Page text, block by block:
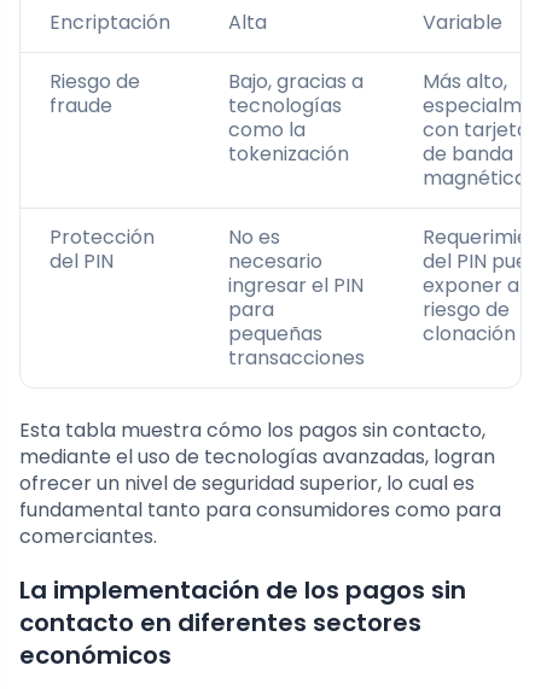
Encriptación Alta Variable
Riesgo de
fraude
Bajo, gracias a
tecnologías
como la
tokenización
Más alto,
con tarjetas
de banda
magnética
Protección
del PIN
No es
necesario
ingresar el PIN
para
pequeñas
transacciones
del PIN
exponer a
riesgo de
clonación
Esta tabla muestra cómo los pagos sin contacto,
mediante el uso de tecnologías avanzadas, logran
ofrecer un nivel de seguridad superior, lo cual es
fundamental tanto para consumidores como para
comerciantes.
La implementación de los pagos sin
contacto en diferentes sectores
económicos